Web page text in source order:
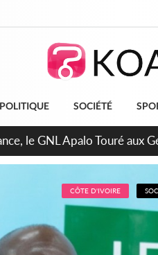
POLITIQUE SOCIÉTÉ
réforme constitutionnelle
CÔTE D'IVOIRE